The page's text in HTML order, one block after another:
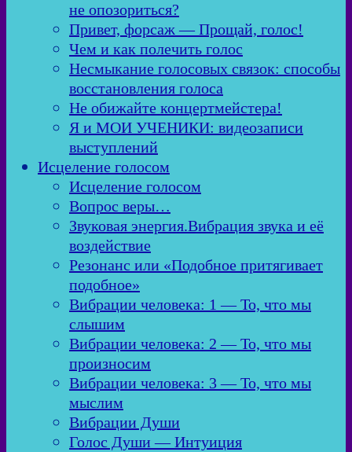
не опозориться?
Привет, форсаж — Прощай, голос!
Чем и как полечить голос
Несмыкание голосовых связок: способы
восстановления голоса
Не обижайте концертмейстера!
Я и МОИ УЧЕНИКИ: видеозаписи
выступлений
Исцеление голосом
Исцеление голосом
Вопрос веры…
Звуковая энергия.Вибрация звука и её
воздействие
Резонанс или «Подобное притягивает
подобное»
Вибрации человека: 1 — То, что мы
слышим
Вибрации человека: 2 — То, что мы
произносим
Вибрации человека: 3 — То, что мы
мыслим
Вибрации Души
Голос Души — Интуиция